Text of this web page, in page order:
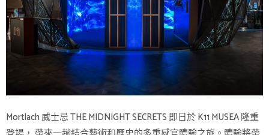
Mortlach 威士忌 THE MIDNIGHT SECRETS 即日於 K11 MUSEA 隆重